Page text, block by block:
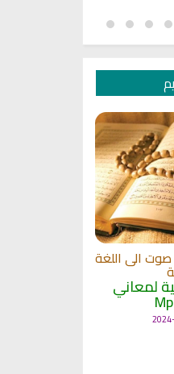
الى اللغة
لمعاني